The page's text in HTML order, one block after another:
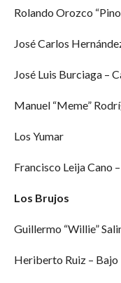
Rolando Orozco
José Carlos
José Luis Burciaga –
Manuel “Meme”
Los Yumar
Francisco Leija Cano
Los Brujos
Guillermo “Willie”
Heriberto Ruiz – Bajo